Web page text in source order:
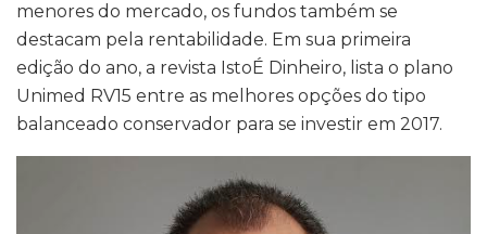
menores do mercado, os fundos também se
destacam pela rentabilidade. Em sua primeira
edição do ano, a revista IstoÉ Dinheiro, lista o plano
Unimed RV15 entre as melhores opções do tipo
balanceado conservador para se investir em 2017.